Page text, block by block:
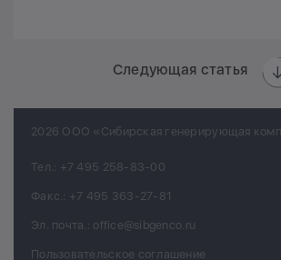
Следующая статья
2026 ООО «Сибирская генерирующая
Тел.: +7 495 258-83-00
Факс.: +7 495 363-27-81
Эл. почта.: office@sibgenco.ru
Пользовательское соглашение